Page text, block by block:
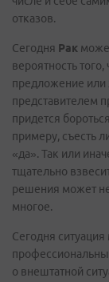
отказов.
Сегодня Рак
вероятность
предложение или
представителем
придется
примеру, съесть
«да». Так или
тщательно
решения может
многое.
Сегодня
о внештатной